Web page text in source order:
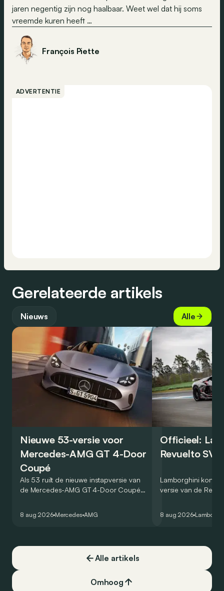
jaren negentig zijn nog haalbaar. Weet wel dat hij soms
vreemde kuren heeft …
François Piette
ADVERTENTIE
Gerelateerde artikels
Nieuws Alle
Nieuwe 53-versie voor
Mercedes-AMG GT 4-Door
Coupé
Als 53 ruilt de nieuwe instapversie van
de Mercedes-AMG GT 4-Door Coupé
8 aug 2026 Mercedes AMG
Officieel:
Revuelto SV
Lamborghini
versie van de
een record voor
8 aug 2026
Alle artikels
Omhoog